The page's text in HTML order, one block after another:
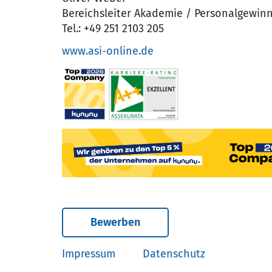
Bereichsleiter Akademie /
Tel.: +49 251 2103 205
www.asi-online.de
Bewerben
Impressum Datenschutz